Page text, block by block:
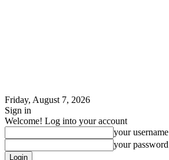
Friday, August 7, 2026
Sign in
Welcome! Log into your account
your username
your password